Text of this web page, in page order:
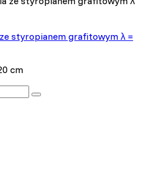
styropianem grafitowym λ =
cm